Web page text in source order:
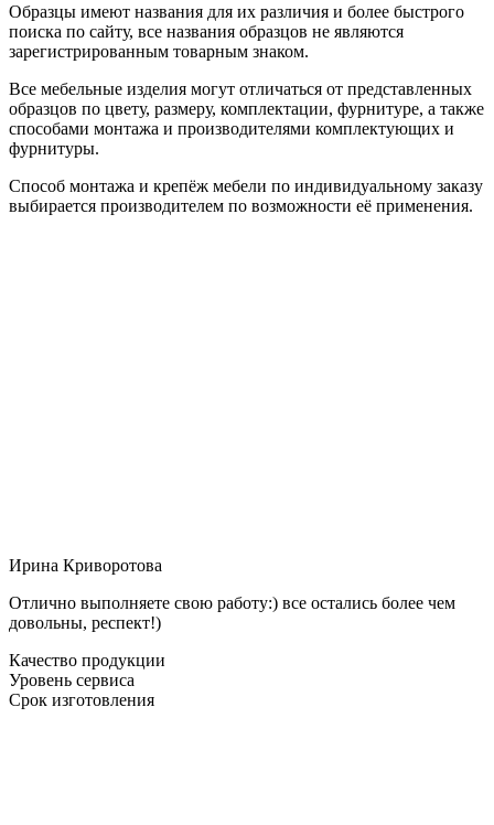
Образцы имеют названия для их различия и более быстрого
поиска по сайту, все названия образцов не являются
зарегистрированным товарным знаком.
Все мебельные изделия могут отличаться от представленных
образцов по цвету, размеру, комплектации, фурнитуре, а также
способами монтажа и производителями комплектующих и
фурнитуры.
Способ монтажа и крепёж мебели по индивидуальному заказу
выбирается производителем по возможности её применения.
Ирина Криворотова
Отлично выполняете свою работу:) все остались более чем
довольны, респект!)
Качество продукции
Уровень сервиса
Срок изготовления